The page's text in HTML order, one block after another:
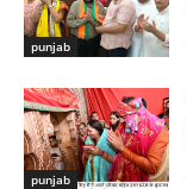
punjab
punjab